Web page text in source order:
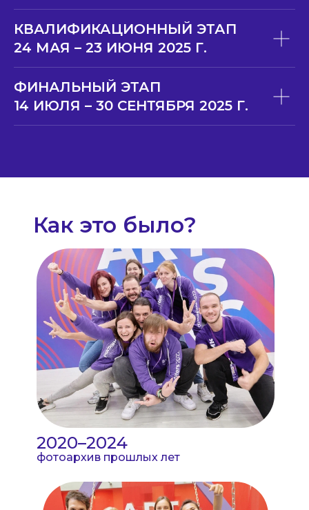
КВАЛИФИКАЦИОННЫЙ ЭТАП
24 МАЯ – 23 ИЮНЯ 2025 Г.
ФИНАЛЬНЫЙ ЭТАП
14 ИЮЛЯ – 30 СЕНТЯБРЯ 2025 Г.
Как это было?
фотоархив прошлых лет
2020–2024